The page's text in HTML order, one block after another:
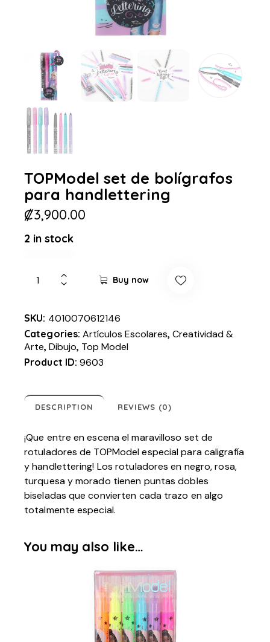
TOPModel set de bolígrafos
para handlettering
₡3,900.00
2 in stock
Buy now
SKU: 4010070612146
Categories: Artículos Escolares,Creatividad &
Arte,Dibujo, Top Model
Product ID:9603
DESCRIPTION REVIEWS (0)
¡Que entre en escena el maravilloso set de
rotuladores de TOPModel especial para caligrafía
y handlettering! Los rotuladores en negro, rosa,
turquesa y morado tienen puntas dobles
biseladas que convierten cada trazo en algo
totalmente especial.
You may also like…